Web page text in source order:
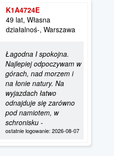
K1A4724E
49 lat, Własna
działalnoś-, Warszawa
Łagodna I spokojna.
Najlepiej odpoczywam w
górach, nad morzem i
na łonie natury. Na
wyjazdach łatwo
odnajduje się zarówno
pod namiotem, w
schronisku -
ostatnie logowanie: 2026-08-07